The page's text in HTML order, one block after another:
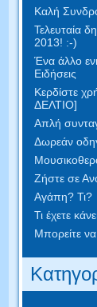
Καλή
Τελευταία
2013! :-)
Ένα άλλο
Ειδήσεις
Κερδίστε
ΔΕΛΤΙΟ]
Απλή
Δωρεάν
Ζήστε σε
Αγάπη? Τι?
Τι έχετε
Μπορείτε να